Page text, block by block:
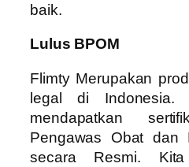
baik.
Lulus BPOM
Flimty Merupakan
legal di Indonesia.
mendapatkan
Pengawas Obat dan
secara Resmi.